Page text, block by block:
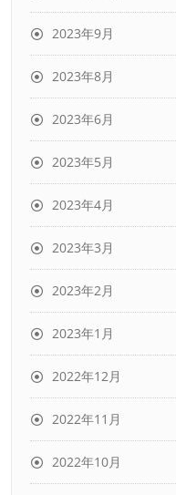
2023年9月
2023年8月
2023年6月
2023年5月
2023年4月
2023年3月
2023年2月
2023年1月
2022年12月
2022年11月
2022年10月